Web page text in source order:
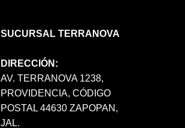
SUCURSAL TERRANOVA
DIRECCIÓN:
AV. TERRANOVA 1238,
PROVIDENCIA, CÓDIGO
POSTAL 44630 ZAPOPAN,
JAL.